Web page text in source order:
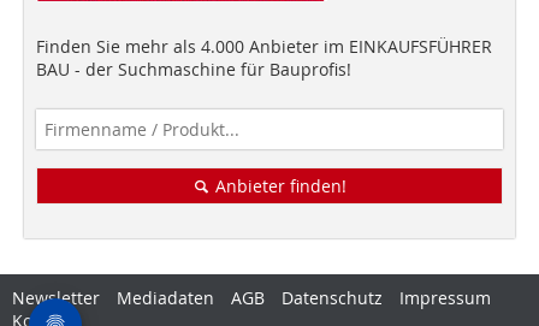
Finden Sie mehr als 4.000 Anbieter im EINKAUFSFÜHRER
BAU - der Suchmaschine für Bauprofis!
Anbieter finden!
Newsletter Mediadaten AGB Datenschutz
Impressum
Kontakt